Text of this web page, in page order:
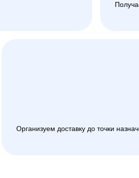
Организуем доставку до точки